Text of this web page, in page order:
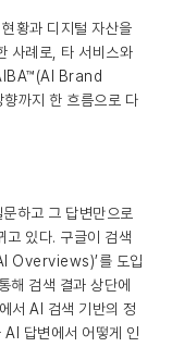
황과 디지털 자산을
사례로, 타 서비스와
Brand
까지 한 흐름으로 다
하고 그 답변만으로
고 있다. 구글이 검색
Overviews)’를 도입
해 검색 결과 상단에
서 AI 검색 기반의 정
AI 답변에서 어떻게 인